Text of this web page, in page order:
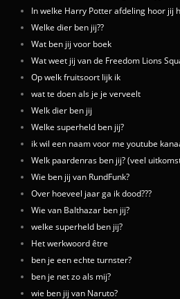
In welke Harry Potter afdeling hoor jij
Welke dier ben jij??
Wat ben jij voor boek
Wat weet jij van de Freedom Lions
Op welk fruitsoort lijk ik
wat te doen als je je verveelt
Welk dier ben jij
Welke superheld ben jij?
ik wil een naam voor me youtube
Welk paardenras ben jij? (veel
Wie ben jij van RundFunk?
Over hoeveel jaar ga ik dood???
Wie van Balthazar ben jij?
welke superheld ben jij?
Het werkwoord être
ben je een echte turnster?
ben je net zo als mij?
wie ben jij van Naruto?